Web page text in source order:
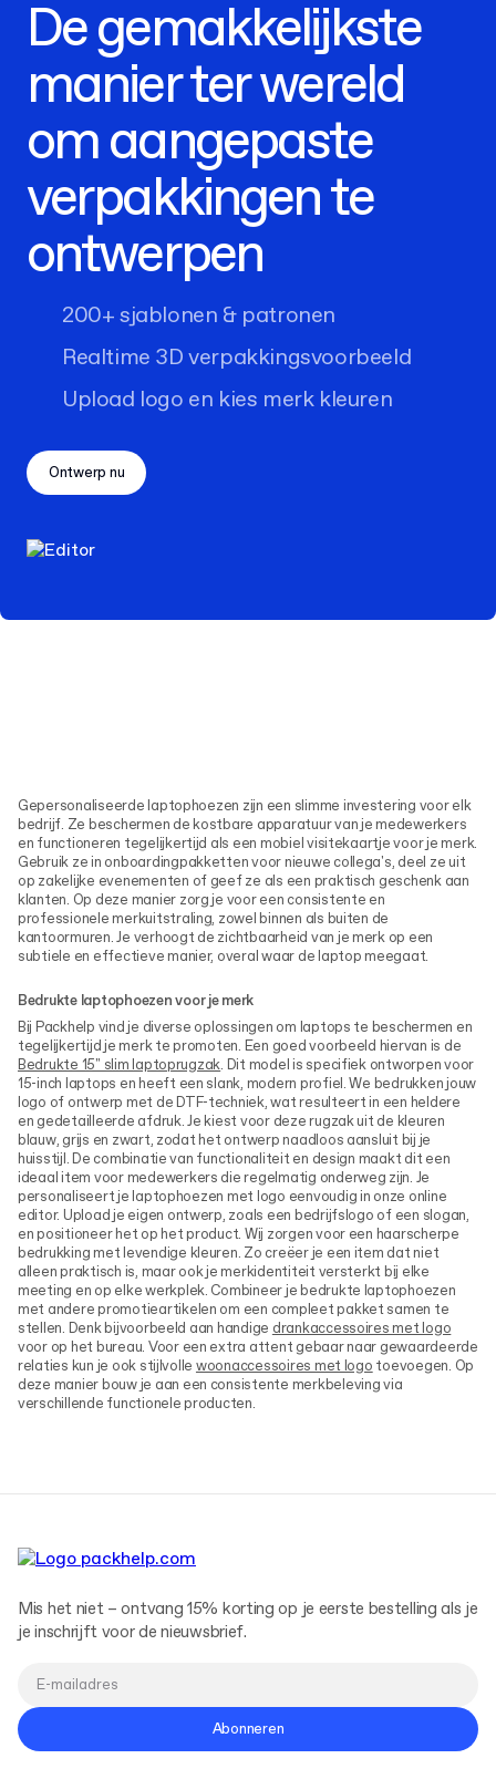
De gemakkelijkste
manier ter wereld
om aangepaste
verpakkingen te
ontwerpen
200+ sjablonen & patronen
Realtime 3D verpakkingsvoorbeeld
Upload logo en kies merk kleuren
Ontwerp nu
Gepersonaliseerde laptophoezen zijn een slimme investering voor elk
bedrijf. Ze beschermen de kostbare apparatuur van je medewerkers
en functioneren tegelijkertijd als een mobiel visitekaartje voor je merk.
Gebruik ze in onboardingpakketten voor nieuwe collega's, deel ze uit
op zakelijke evenementen of geef ze als een praktisch geschenk aan
klanten. Op deze manier zorg je voor een consistente en
professionele merkuitstraling, zowel binnen als buiten de
kantoormuren. Je verhoogt de zichtbaarheid van je merk op een
subtiele en effectieve manier, overal waar de laptop meegaat.
Bedrukte laptophoezen voor je merk
Bij Packhelp vind je diverse oplossingen om laptops te beschermen en
tegelijkertijd je merk te promoten. Een goed voorbeeld hiervan is de
Bedrukte 15" slim laptoprugzak. Dit model is specifiek ontworpen voor
15-inch laptops en heeft een slank, modern profiel. We bedrukken jouw
logo of ontwerp met de DTF-techniek, wat resulteert in een heldere
en gedetailleerde afdruk. Je kiest voor deze rugzak uit de kleuren
blauw, grijs en zwart, zodat het ontwerp naadloos aansluit bij je
huisstijl. De combinatie van functionaliteit en design maakt dit een
ideaal item voor medewerkers die regelmatig onderweg zijn. Je
personaliseert je laptophoezen met logo eenvoudig in onze online
editor. Upload je eigen ontwerp, zoals een bedrijfslogo of een slogan,
en positioneer het op het product. Wij zorgen voor een haarscherpe
bedrukking met levendige kleuren. Zo creëer je een item dat niet
alleen praktisch is, maar ook je merkidentiteit versterkt bij elke
meeting en op elke werkplek. Combineer je bedrukte laptophoezen
met andere promotieartikelen om een compleet pakket samen te
stellen. Denk bijvoorbeeld aan handige drankaccessoires met logo
voor op het bureau. Voor een extra attent gebaar naar gewaardeerde
relaties kun je ook stijlvolle woonaccessoires met logo toevoegen. Op
deze manier bouw je aan een consistente merkbeleving via
verschillende functionele producten.
Mis het niet – ontvang 15% korting op je eerste bestelling als je
je inschrijft voor de nieuwsbrief.
Abonneren